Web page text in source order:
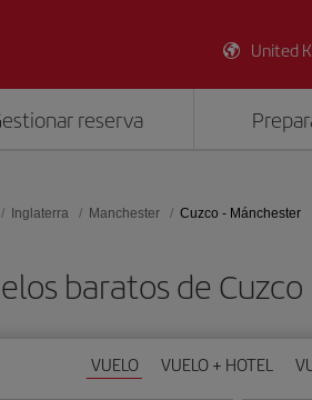
United
reserva
Inglaterra Manchester Cuzco - Mánchester
baratos de
VUELO VUELO + HOTEL